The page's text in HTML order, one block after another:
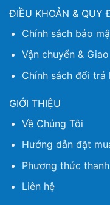
ĐIỀU KHOẢN & QUY
Chính sách bảo
Vận chuyển &
Chính sách đổi trả
GIỚI THIỆU
Về Chúng Tôi
Hướng dẫn đặt
Phương thức
Liên hệ